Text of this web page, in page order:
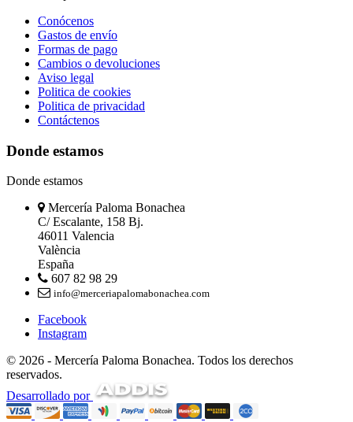
Conócenos
Gastos de envío
Formas de pago
Cambios o devoluciones
Aviso legal
Politica de cookies
Politica de privacidad
Contáctenos
Donde estamos
Donde estamos
Mercería Paloma Bonachea
C/ Escalante, 158 Bj.
46011 Valencia
València
España
607 82 98 29
info@merceriapalomabonachea.com
Facebook
Instagram
© 2026 - Mercería Paloma Bonachea. Todos los derechos
reservados.
Desarrollado por